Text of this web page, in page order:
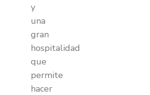
y
una
gran
hospitalidad
que
permite
hacer